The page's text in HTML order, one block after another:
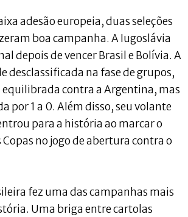
adesão europeia, duas seleções
boa campanha. A Iugoslávia
depois de vencer Brasil e Bolívia. A
desclassificada na fase de grupos,
contra a Argentina, mas
por 1 a 0. Além disso, seu volante
para a história ao marcar o
no jogo de abertura contra o
fez uma das campanhas mais
Uma briga entre cartolas